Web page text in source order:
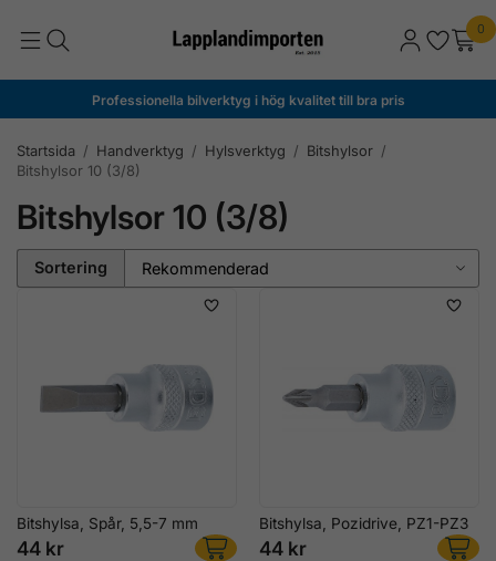
0
Professionella bilverktyg i hög kvalitet till bra pris
Startsida / Handverktyg / Hylsverktyg / Bitshylsor /
Bitshylsor 10 (3/8)
Bitshylsor 10 (3/8)
Sortering
Bitshylsa, Spår, 5,5-7 mm
44 kr
Bitshylsa, Pozidrive, PZ1-PZ3
44 kr